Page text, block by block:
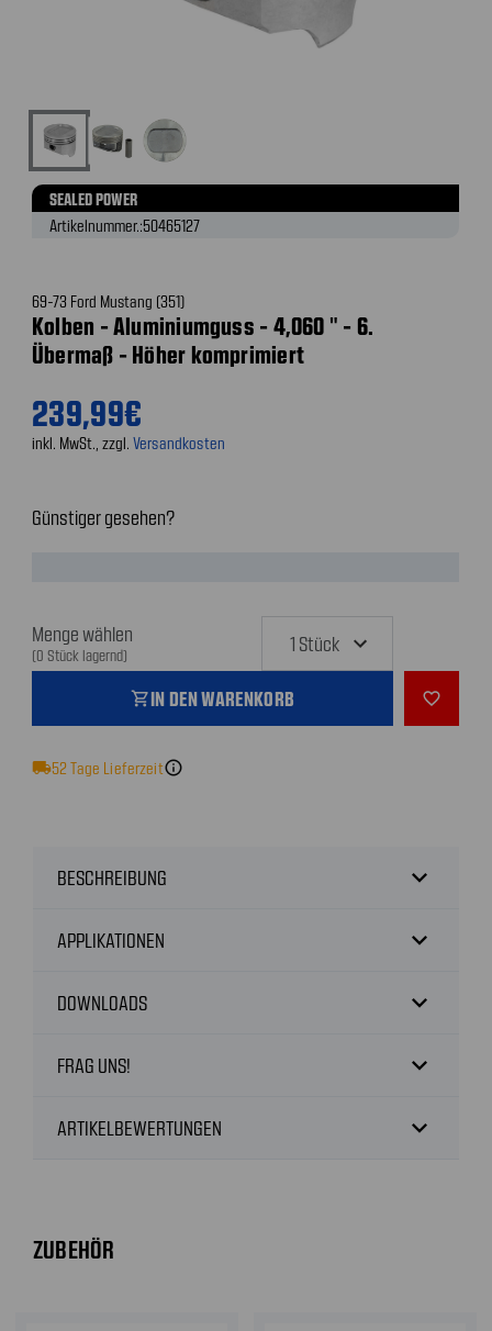
SEALED POWER
Artikelnummer.:50465127
69-73 Ford Mustang (351)
Kolben - Aluminiumguss - 4,060 " - 6.
Übermaß - Höher komprimiert
239,99€
inkl. MwSt., zzgl. Versandkosten
Günstiger gesehen?
Menge wählen
(0 Stück lagernd)
shopping_cartIN DEN WARENKORB favorite_outline
local_shipping52Tage Lieferzeitinfo
BESCHREIBUNG expand_more
APPLIKATIONEN expand_more
DOWNLOADS expand_more
FRAG UNS! expand_more
ARTIKELBEWERTUNGEN expand_more
ZUBEHÖR